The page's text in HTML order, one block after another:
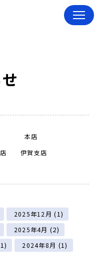
本店
伊賀支店
2025年12月 (1)
2025年4月 (2)
2024年8月 (1)